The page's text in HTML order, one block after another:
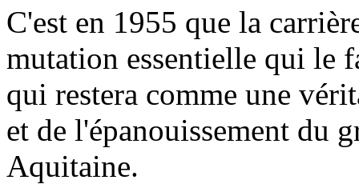
C'est en 1955 que la
mutation essentielle qui le
qui restera comme une
et de l'épanouissement du
Aquitaine.